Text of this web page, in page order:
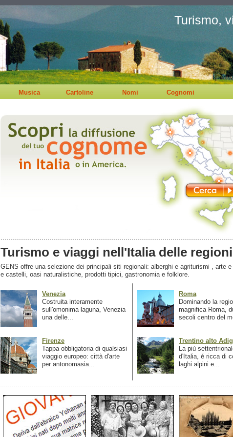
Turismo,
Musica Cartoline Nomi Cognomi
Turismo e viaggi nell'Italia delle regioni
GENS offre una selezione dei principali siti regionali: alberghi e agriturismi , arte
e castelli, oasi naturalistiche, prodotti tipici, gastronomia e folklore.
Venezia
Costruita interamente
sull'omonima laguna, Venezia
una delle...
Firenze
Tappa obbligatoria di qualsiasi
viaggio europeo: città d'arte
per antonomasia...
Roma
Dominando la
magnifica Roma,
secoli centro del
Trentino alto
La più
d'Italia, é ricca di
laghi alpini e...